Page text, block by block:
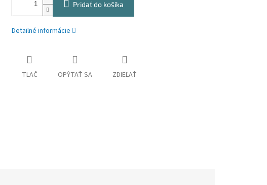
Pridať do košíka
Detailné informácie
TLAČ OPÝTAŤ SA ZDIEĽAŤ